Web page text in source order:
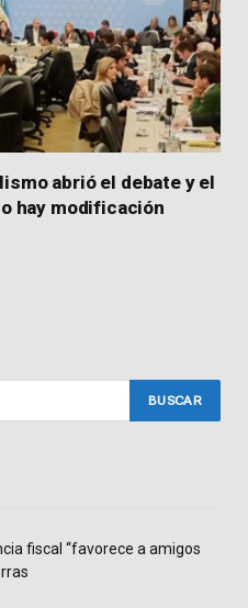
abrió el debate y el
hay modificación
fiscal “favorece a amigos